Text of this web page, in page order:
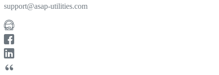
support@asap-utilities.com